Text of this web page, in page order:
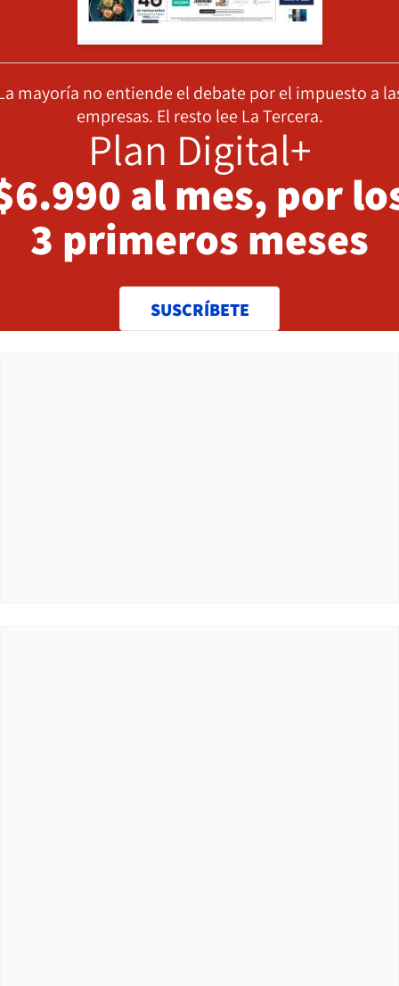
mayoría no entiende el debate por el impuesto a
empresas. El resto lee La Tercera.
Plan Digital+
al mes, por
3 primeros meses
SUSCRÍBETE